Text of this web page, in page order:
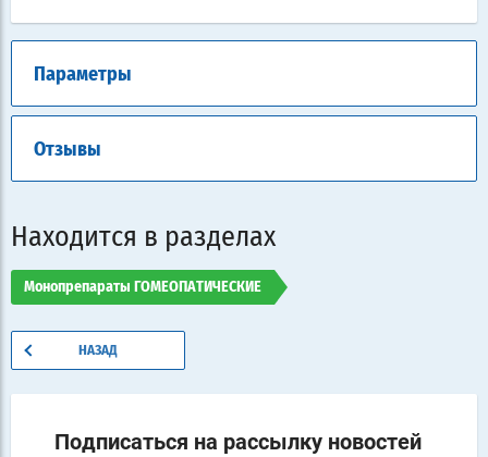
Параметры
Отзывы
Находится в разделах
Монопрепараты ГОМЕОПАТИЧЕСКИЕ
НАЗАД
Подписаться на рассылку новостей